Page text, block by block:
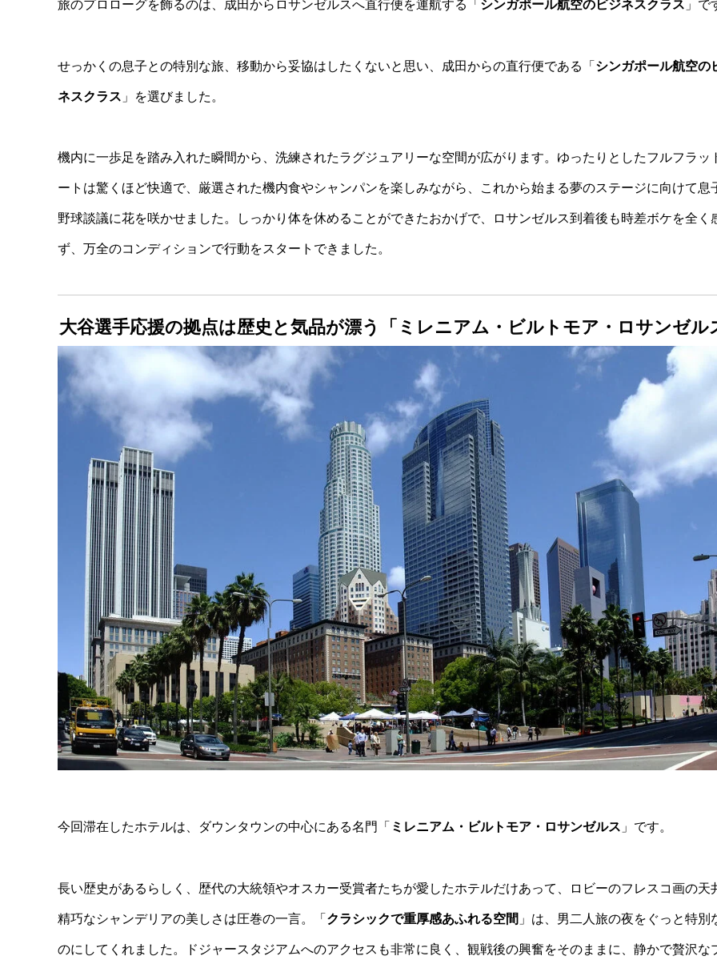
旅のプロローグを飾るのは、成田からロサンゼルスへ直行便を運航する「 シンガポール航空のビジネスクラス 」で
せっかくの息子との特別な旅、移動から妥協はしたくないと思い、成田からの直行便である「 シンガポール航空の
ネスクラス 」を選びました。
機内に一歩足を踏み入れた瞬間から、洗練されたラグジュアリーな空間が広がります。ゆったりとしたフルフラッ
ートは驚くほど快適で、厳選された機内食やシャンパンを楽しみながら、これから始まる夢のステージに向けて息
野球談議に花を咲かせました。しっかり体を休めることができたおかげで、ロサンゼルス到着後も時差ボケを全く
ず、万全のコンディションで行動をスタートできました。
大谷選手応援の拠点は歴史と気品が漂う「ミレニアム・ビルトモア・ロサンゼル
今回滞在したホテルは、ダウンタウンの中心にある名門「 ミレニアム・ビルトモア・ロサンゼルス 」です。
長い歴史があるらしく、歴代の大統領やオスカー受賞者たちが愛したホテルだけあって、ロビーのフレスコ画の天
精巧なシャンデリアの美しさは圧巻の一言。「 クラシックで重厚感あふれる空間 」は、男二人旅の夜をぐっと特別
のにしてくれました。ドジャースタジアムへのアクセスも非常に良く、観戦後の興奮をそのままに、静かで贅沢な